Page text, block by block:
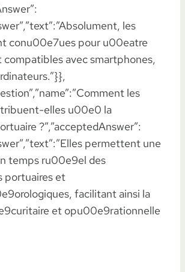
les
conu00e7ues pour u00eatre
compatibles avec smartphones,
les
elles u00e0 la
?”,”acceptedAnswer”:
permettent une
temps ru00e9el des
et
facilitant ainsi la
et opu00e9rationnelle